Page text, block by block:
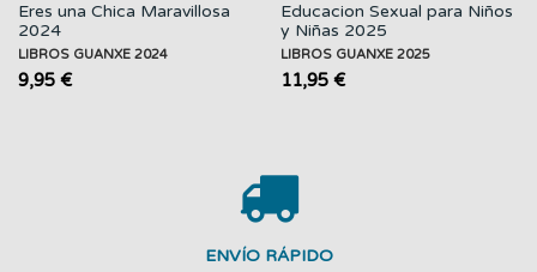
Eres una Chica Maravillosa
2024
LIBROS GUANXE 2024
9,95 €
Educacion Sexual para Niños
y Niñas 2025
LIBROS GUANXE 2025
11,95 €
ENVÍO RÁPIDO